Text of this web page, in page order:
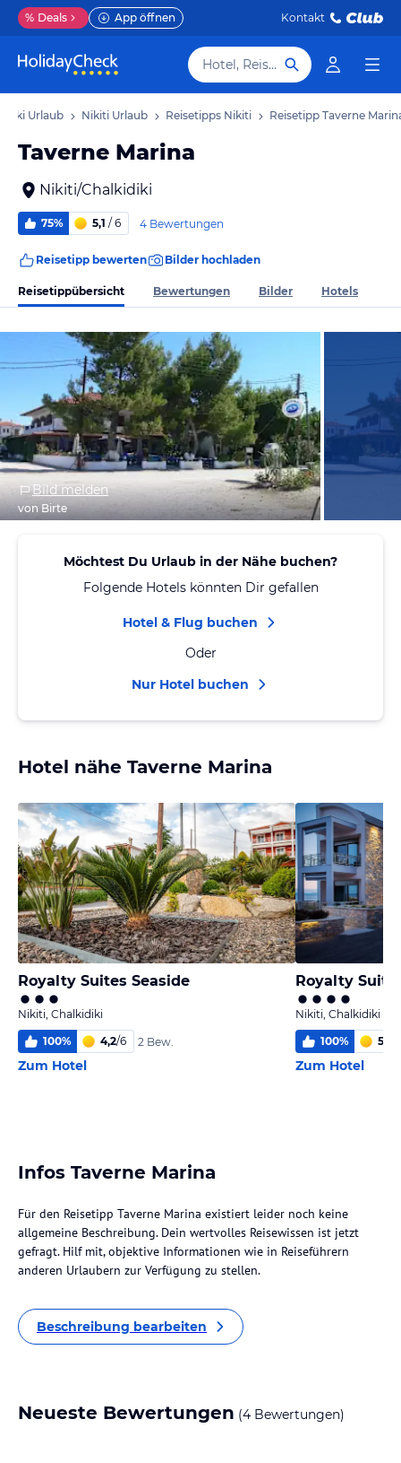
% Deals App öffnen Kontakt
Hotel, Reiseziel
Urlaub Nikiti Urlaub Reisetipps Nikiti Reisetipp Taverne
Taverne Marina
Nikiti/Chalkidiki
75% 5,1 / 6 4 Bewertungen
Reisetipp bewerten Bilder hochladen
Reisetippübersicht Bewertungen Bilder Hotels
Bild melden
von Birte
Möchtest Du Urlaub in der Nähe buchen?
Folgende Hotels könnten Dir gefallen
Hotel & Flug buchen
Oder
Nur Hotel buchen
Hotel nähe Taverne Marina
Royalty Suites Seaside
Nikiti, Chalkidiki
100% 4,2/6 2 Bew.
Zum Hotel
Royalty
Nikiti, Chalkidiki
100% 5,1
Zum Hotel
Infos Taverne Marina
Für den Reisetipp Taverne Marina existiert leider noch keine
allgemeine Beschreibung. Dein wertvolles Reisewissen ist jetzt
gefragt. Hilf mit, objektive Informationen wie in Reiseführern
anderen Urlaubern zur Verfügung zu stellen.
Beschreibung bearbeiten
Neueste Bewertungen (4 Bewertungen)